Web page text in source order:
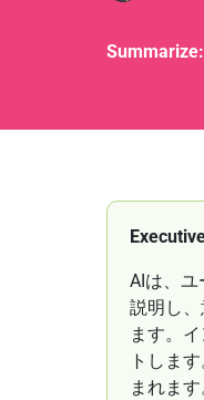
Summarize:
AIは、
説明し
ます。
トしま
まれま